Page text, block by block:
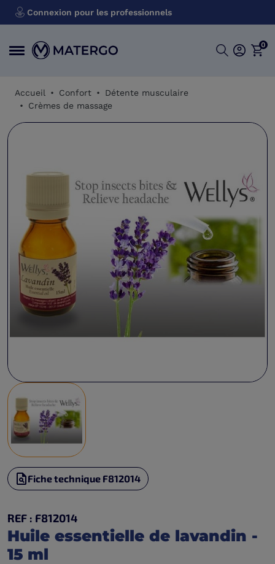
Connexion pour les professionnels
0
Accueil Confort
Détente musculaire
Crèmes de massage
Fiche technique F812014
REF : F812014
Huile essentielle de lavandin -
15 ml